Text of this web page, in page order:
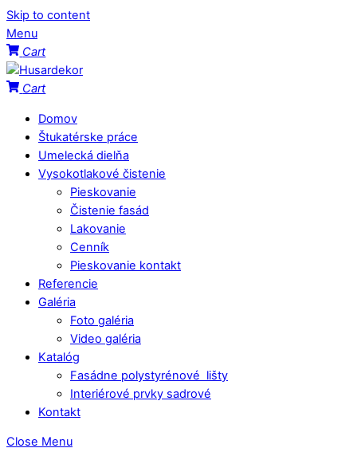
Skip to content
Menu
Cart
Cart
Domov
Štukatérske práce
Umelecká dielňa
Vysokotlakové čistenie
Pieskovanie
Čistenie fasád
Lakovanie
Cenník
Pieskovanie kontakt
Referencie
Galéria
Foto galéria
Video galéria
Katalóg
Fasádne polystyrénové lišty
Interiérové prvky sadrové
Kontakt
Close Menu